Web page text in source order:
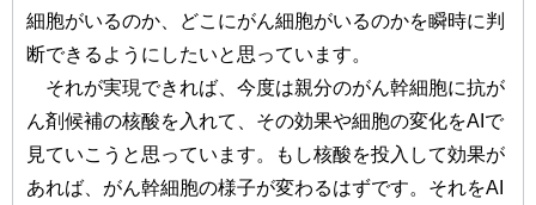
細胞がいるのか、どこにがん細胞がいるのかを瞬時に判
断できるようにしたいと思っています。
それが実現できれば、今度は親分のがん幹細胞に抗が
ん剤候補の核酸を入れて、その効果や細胞の変化をAIで
見ていこうと思っています。もし核酸を投入して効果が
あれば、がん幹細胞の様子が変わるはずです。それをAI